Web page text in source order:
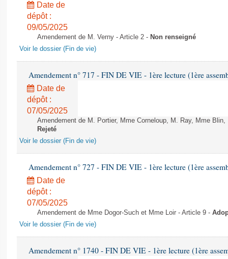
Date de
dépôt :
09/05/2025
Amendement de M. Verny - Article 2 - Non renseigné
Voir le dossier (Fin de vie)
Amendement n° 717 - FIN DE VIE - 1ère lecture (1ère
Date de
dépôt :
07/05/2025
Amendement de M. Portier, Mme Corneloup, M. Ray, Mme
Rejeté
Voir le dossier (Fin de vie)
Amendement n° 727 - FIN DE VIE - 1ère lecture (1ère
Date de
dépôt :
07/05/2025
Amendement de Mme Dogor-Such et Mme Loir - Article 9 -
Voir le dossier (Fin de vie)
Amendement n° 1740 - FIN DE VIE - 1ère lecture (1ère